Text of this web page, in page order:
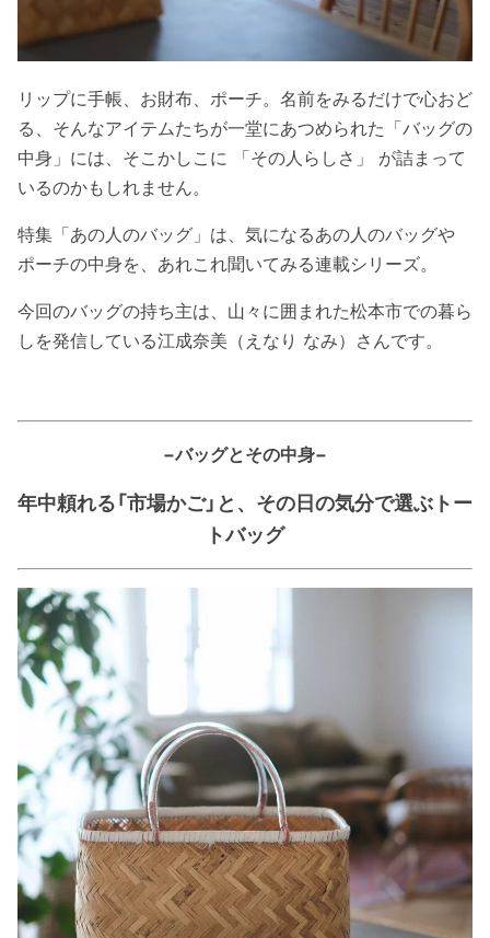
リップに手帳、お財布、ポーチ。名前をみるだけで心おど
る、そんなアイテムたちが一堂にあつめられた「バッグの
中身」には、そこかしこに 「その人らしさ」 が詰まって
いるのかもしれません。
特集「あの人のバッグ」は、気になるあの人のバッグや
ポーチの中身を、あれこれ聞いてみる連載シリーズ。
今回のバッグの持ち主は、山々に囲まれた松本市での暮ら
しを発信している江成奈美（えなり なみ）さんです。
−バッグとその中身−
年中頼れる「市場かご」と、その日の気分で選ぶトー
トバッグ